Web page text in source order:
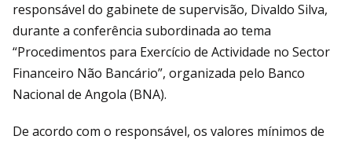
responsável do gabinete de supervisão, Divaldo Silva,
durante a conferência subordinada ao tema
“Procedimentos para Exercício de Actividade no Sector
Financeiro Não Bancário”, organizada pelo Banco
Nacional de Angola (BNA).
De acordo com o responsável, os valores mínimos de